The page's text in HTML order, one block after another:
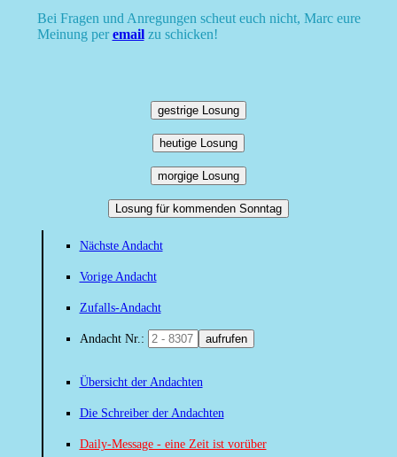
Bei Fragen und Anregungen scheut euch nicht, Marc eure
Meinung peremailzu schicken!
gestrige Losung
heutige Losung
morgige Losung
Losung für kommenden Sonntag
Nächste Andacht
Vorige Andacht
Zufalls-Andacht
Andacht Nr.: aufrufen
Übersicht der Andachten
Die Schreiber der Andachten
Daily-Message - eine Zeit ist vorüber